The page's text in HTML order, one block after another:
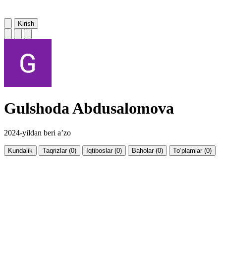
Kirish
Gulshoda Abdusalomova
2024-yildan beri a’zo
Kundalik Taqrizlar (0) Iqtiboslar (0) Baholar (0) To‘plamlar (0)